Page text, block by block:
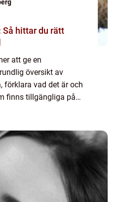
Så hittar du rätt
att ge en
översikt av
förklara vad det är och
finns tillgängliga på